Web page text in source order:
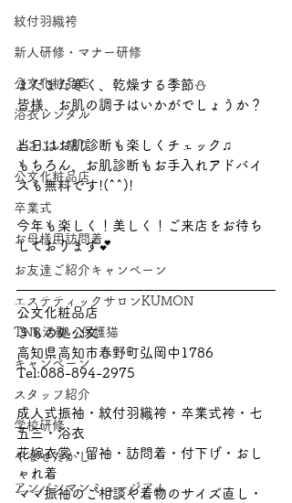
紋付羽織袴
新人研修・マナー研修
公文化粧品店
浴衣レンタル
よさこい祭り
公文化粧品店
卒業式
お母様用訪問着
お友達ご紹介キャンペーン
エステティックサロンKUMON
TNR活動・保護猫
キャンペーン
スタッフ紹介
学校研修
やなせたかし
アンパンマンミュージアム
まだまだ寒く、乾燥する季節⛄
皆様、お肌の調子はいかがでしょうか？
当日はお肌診断も楽しくチェック♫
もちろん、お肌診断もお手入れアドバイ
スも無料です!(^^)!
今年も楽しく！美しく！ご来店をお待ち
しております💕
公文化粧品店
きもの処公文
高知県高知市春野町弘岡中1786
Tel:088-894-2975
成人式振袖・紋付羽織袴・卒業式袴・七
五三・浴衣
花嫁衣裳・留袖・訪問着・付下げ・おし
ゃれ着
ママ振袖のご相談や着物のサイズ直し・